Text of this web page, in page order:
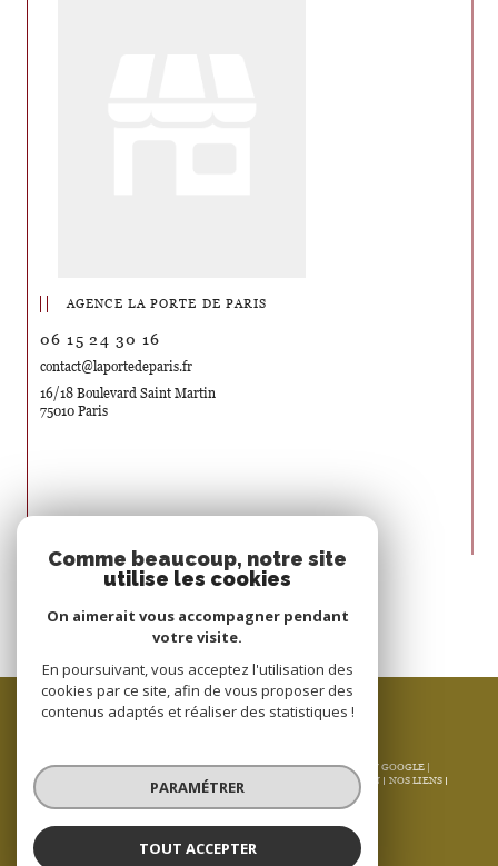
AGENCE LA PORTE DE PARIS
06 15 24 30 16
contact@laportedeparis.fr
16/18 Boulevard Saint Martin
75010 Paris
Nous suivre sur
ESPACE PROPRIÉTAIRE
SE CONNECTER
© 2026 | TOUS DROITS RÉSERVÉS | TRADUCTION POWERED BY GOOGLE |
PLAN DU SITE MENTIONS LÉGALES ADMIN
NOS LIENS
POLITIQUE RGPD
Comme beaucoup, notre site
utilise les cookies
On aimerait vous accompagner pendant
votre visite.
En poursuivant, vous acceptez l'utilisation des
cookies par ce site, afin de vous proposer des
contenus adaptés et réaliser des statistiques !
PARAMÉTRER
TOUT ACCEPTER